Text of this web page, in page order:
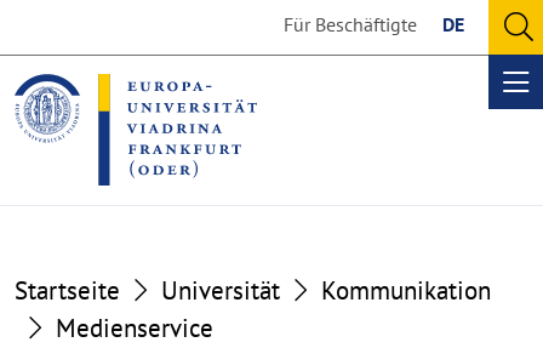
the
content
section
the
footer
section
Für Beschäftigte DE
Startseite Universität
Kommunikation
Medienservice